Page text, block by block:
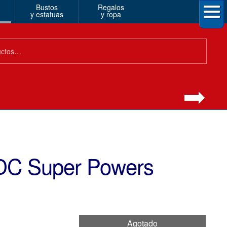
Bustos
y estatuas
Regalos
y ropa
Super Powers
Agotado